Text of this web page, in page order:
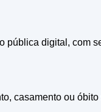
pública digital, com
casamento ou